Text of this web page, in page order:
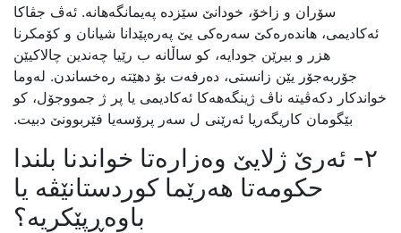
سۆران و زاخۆ، خودانێ سێزدە پەیمانگەهانە. ئەڤ جڤاکا
ئەکادیمی، هاندەرەکێ سەرەکی یێ پەرەپێدانا شیانان و کۆمکرنا
هزر و بیرێن جودایە، کو ساڵانە ب رێیا چەندین چالاکیێن
جۆربەجۆر یێن زانستی، دەرفەت بۆ دهێتە رەخساندن. لەوما
خواندکار دکەڤیتە ناڤ ژینگەهەکا ئەکادیمی یا پر ژ جمووجۆل، کو
بێگومان کاریگەریا ئەرێنی ل سەر پرۆسەیا فێربوونێ دبیت.
٢- ئەرێ ژلایێ وەزارەتا خواندنا بلندا
حکومەتا هەرێما کوردستانێڤە یا
باوەڕپێکریە؟